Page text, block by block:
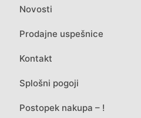
Novosti
Prodajne uspešnice
Kontakt
Splošni pogoji
Postopek nakupa – !